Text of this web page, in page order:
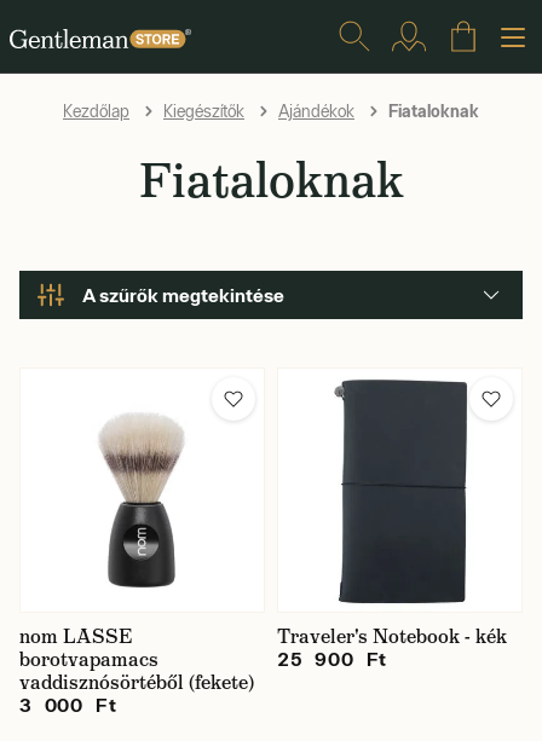
Kezdőlap Kiegészítők Ajándékok Fiataloknak
Fiataloknak
A szűrők megtekintése
Cipő méret
nom LASSE
borotvapamacs
vaddisznósörtéből (fekete)
3 000 Ft
Traveler's Notebook - kék
25 900 Ft